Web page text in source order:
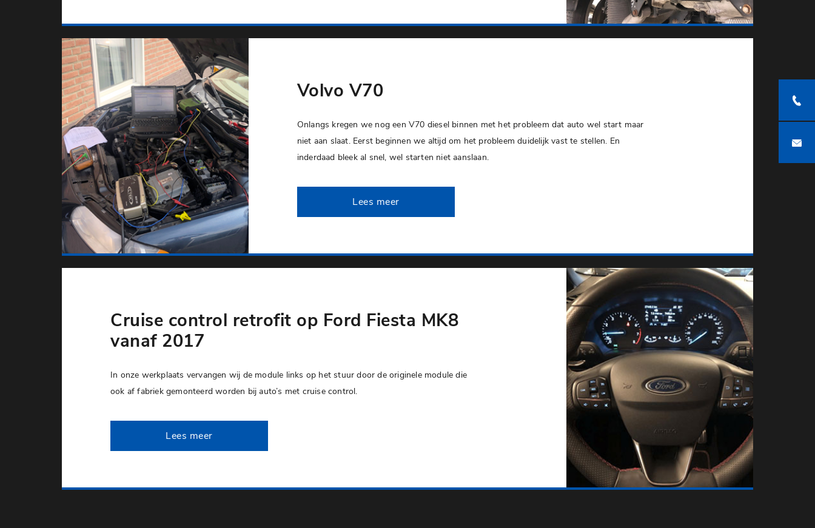
Volvo V70
Onlangs kregen we nog een V70 diesel binnen met het probleem dat auto wel start maar
niet aan slaat. Eerst beginnen we altijd om het probleem duidelijk vast te stellen. En
inderdaad bleek al snel, wel starten niet aanslaan.
Lees meer
Cruise control retrofit op Ford Fiesta MK8
vanaf 2017
In onze werkplaats vervangen wij de module links op het stuur door de originele module die
ook af fabriek gemonteerd worden bij auto’s met cruise control.
Lees meer